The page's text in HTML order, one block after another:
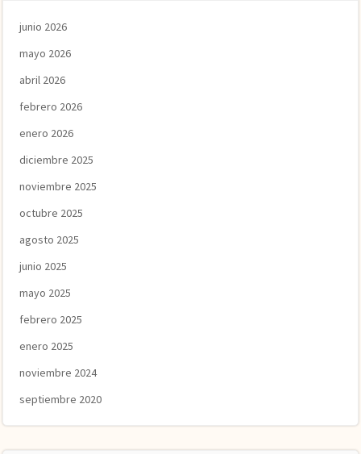
junio 2026
mayo 2026
abril 2026
febrero 2026
enero 2026
diciembre 2025
noviembre 2025
octubre 2025
agosto 2025
junio 2025
mayo 2025
febrero 2025
enero 2025
noviembre 2024
septiembre 2020